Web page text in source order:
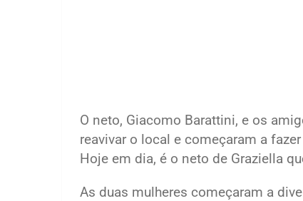
O neto, Giacomo Barattini, e os
reavivar o local e começaram a
Hoje em dia, é o neto de Graziella
As duas mulheres começaram a